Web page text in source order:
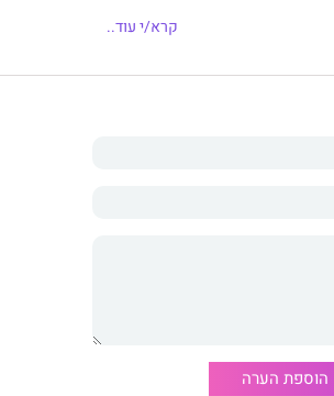
את הספר, אך יש אומרים, שכל מי
לא בטוח שעל רמתו. כמותו, הוא
ודמיון. שילובם לוקח את
הארץ, באמצעות
שהדפסתם לא תצריך יותר
יושב.
קרא/י עוד..
הוספת הערה